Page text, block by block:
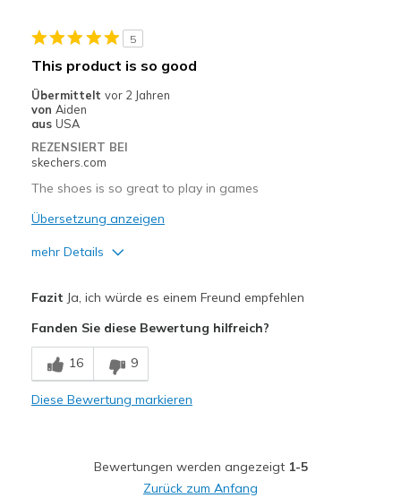
5
This product is so good
Übermittelt vor 2 Jahren
von Aiden
aus USA
REZENSIERT BEI
skechers.com
The shoes is so great to play in games
Übersetzung anzeigen
mehr Details
Breathe Well
Comfortable
Feels true to width
Fazit Ja, ich würde es einem Freund empfehlen
Fanden Sie diese Bewertung hilfreich?
16 9
Diese Bewertung markieren
Bewertungen werden angezeigt 1-5
Zurück zum Anfang